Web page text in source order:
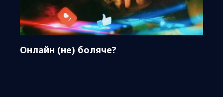
Онлайн (не) боляче?